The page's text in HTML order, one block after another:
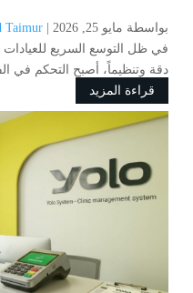
بواسطة ‪ Taimur
مايو 25, 2026
في ظل التوسع السريع للعيادات
دقة وتنظيماً، أصبح التحكم في
قراءة المزيد